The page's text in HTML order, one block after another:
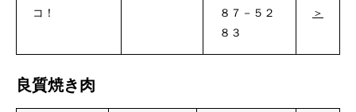
コ！
８７－５２
８３
＞
良質焼き肉